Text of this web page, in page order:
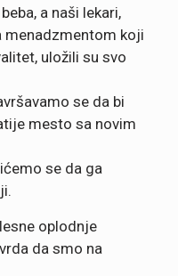
a naši lekari,
menadzmentom koji
uložili su svo
se da bi
mesto sa novim
se da ga
oplodnje
da smo na